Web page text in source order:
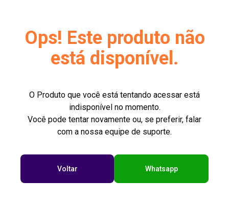
Ops! Este produto não
está disponível.
O Produto que você está tentando acessar está
indisponível no momento.
Você pode tentar novamente ou, se preferir, falar
com a nossa equipe de suporte.
Voltar Whatsapp